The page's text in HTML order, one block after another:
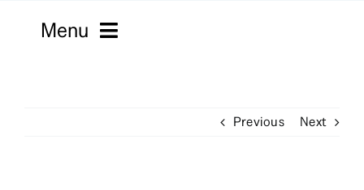
Menu
Previous Next